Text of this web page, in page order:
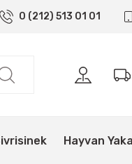
0 (212) 513 01 01
Hayvan